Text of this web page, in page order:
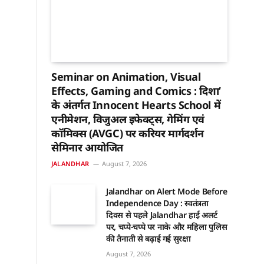
Seminar on Animation, Visual
Effects, Gaming and Comics : दिशा’
के अंतर्गत Innocent Hearts School में
एनीमेशन, विजुअल इफेक्ट्स, गेमिंग एवं
कॉमिक्स (AVGC) पर करियर मार्गदर्शन
सेमिनार आयोजित
JALANDHAR August 7, 2026
Jalandhar on Alert Mode Before
Independence Day : स्वतंत्रता
दिवस से पहले Jalandhar हाई अलर्ट
पर, चप्पे-चप्पे पर नाके और महिला पुलिस
की तैनाती से बढ़ाई गई सुरक्षा
August 7, 2026